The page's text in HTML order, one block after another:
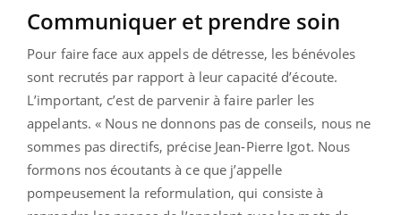
Communiquer et prendre soin
Pour faire face aux appels de détresse, les bénévoles
sont recrutés par rapport à leur capacité d’écoute.
L’important, c’est de parvenir à faire parler les
appelants. « Nous ne donnons pas de conseils, nous ne
sommes pas directifs, précise Jean-Pierre Igot. Nous
formons nos écoutants à ce que j’appelle
pompeusement la reformulation, qui consiste à